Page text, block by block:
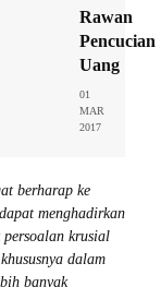
Rawan
Pencucian
Uang
01
MAR
2017
berharap ke
menghadirkan
persoalan krusial
dalam
banyak